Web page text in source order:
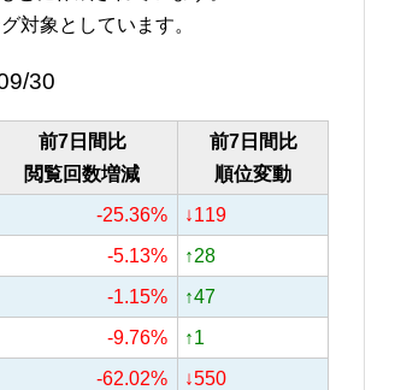
対象としています。
30
前7日間比
閲覧回数増減
前7日間比
順位変動
-25.36%
↓119
-5.13%
↑28
-1.15%
↑47
-9.76%
↑1
-62.02%
↓550